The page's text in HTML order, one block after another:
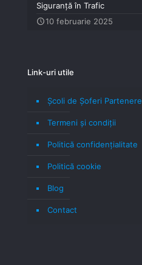
Siguranță în Trafic
10 februarie 2025
Link-uri utile
Școli de Șoferi Partenere
Termeni şi condiţii
Politică confidenţialitate
Politică cookie
Blog
Contact